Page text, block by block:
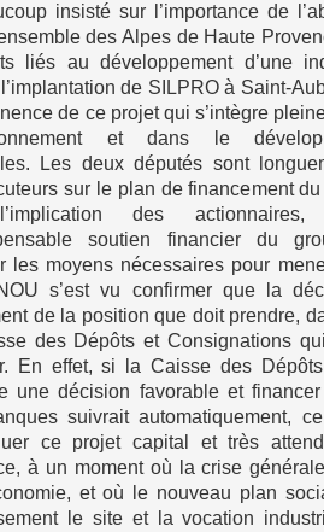
insisté sur l’importance de
semble des Alpes de Haute
liés au développement d’une
de SILPRO à Saint-
de ce projet qui s’intègre
et dans le
Les deux députés sont
sur le plan de financement
des actionnaires,
soutien financier du
les moyens nécessaires pour
s’est vu confirmer que la
de la position que doit prendre,
des Dépôts et Consignations
En effet, si la Caisse des
une décision favorable et
suivrait automatiquement,
ce projet capital et très
à un moment où la crise
et où le nouveau plan
ent le site et la vocation